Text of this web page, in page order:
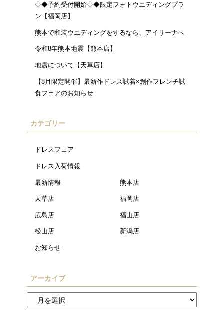
◇◆予約受付開始◇◆限定フォトウエディングプラ
ン【福岡店】
熊本で和装ウエディングをするなら、アイリーナへ
令和8年熊本地震【熊本店】
地震について【天草店】
【8月限定開催】最新作ドレス試着×創作フレンチ試
食フェアのお知らせ
カテゴリー
ドレスフェア
ドレス入荷情報
最新情報 熊本店
天草店 福岡店
広島店 福山店
松山店 新潟店
お知らせ
アーカイブ